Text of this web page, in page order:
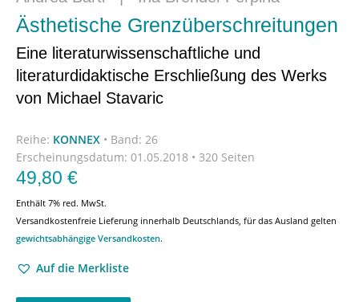
Ästhetische Grenzüberschreitungen
Eine literaturwissenschaftliche und
literaturdidaktische Erschließung des Werks
von Michael Stavaric
Reihe: KONNEX • Band: 26
Erscheinungsdatum: 01.05.2018 • 320 Seiten
49,80 €
Enthält 7% red. MwSt.
Versandkostenfreie Lieferung innerhalb Deutschlands, für das Ausland gelten
gewichtsabhängige Versandkosten.
Auf die Merkliste